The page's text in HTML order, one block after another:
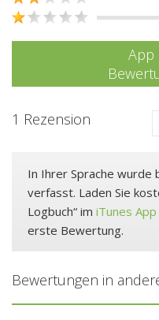
App
1 Rezension
In Ihrer Sprache wurde
verfasst. Laden Sie
Logbuch“ im iTunes
erste Bewertung.
Bewertungen in